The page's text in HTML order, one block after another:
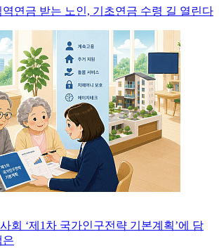
역연금 받는 노인, 기초연금 수령 길 열린다
회 ‘제1차 국가인구전략 기본계획’에 담
은